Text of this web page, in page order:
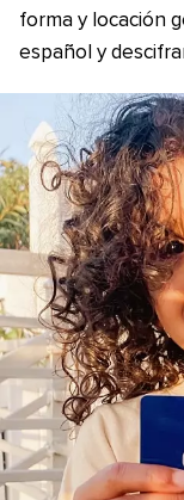
forma y locación
español y